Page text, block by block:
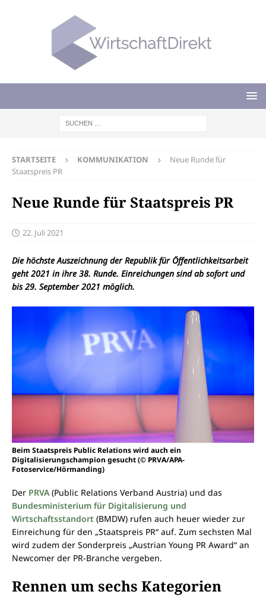
STARTSEITE KOMMUNIKATION
Neue Runde für
Staatspreis PR
Neue Runde für Staatspreis PR
22. Juli 2021
Die höchste Auszeichnung der Republik für Öffentlichkeitsarbeit
geht 2021 in ihre 38. Runde. Einreichungen sind ab sofort und
bis 29. September 2021 möglich.
Beim Staatspreis Public Relations wird auch ein
Digitalisierungschampion gesucht (© PRVA/APA-
Fotoservice/Hörmanding)
Der PRVA(Public Relations Verband Austria) und das
Bundesministerium für Digitalisierung und
Wirtschaftsstandort (BMDW) rufen auch heuer wieder zur
Einreichung für den „Staatspreis PR“ auf. Zum sechsten Mal
wird zudem der Sonderpreis „Austrian Young PR Award“ an
Newcomer der PR-Branche vergeben.
Rennen um sechs Kategorien